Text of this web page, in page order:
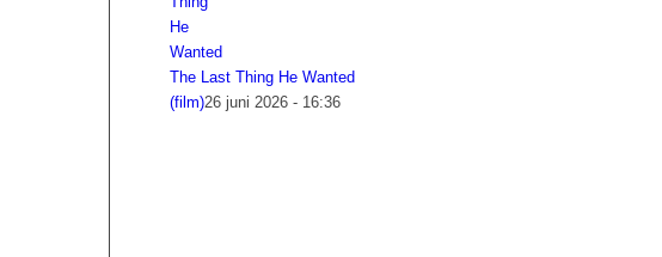
The Last Thing He Wanted
(film)26 juni 2026 - 16:36